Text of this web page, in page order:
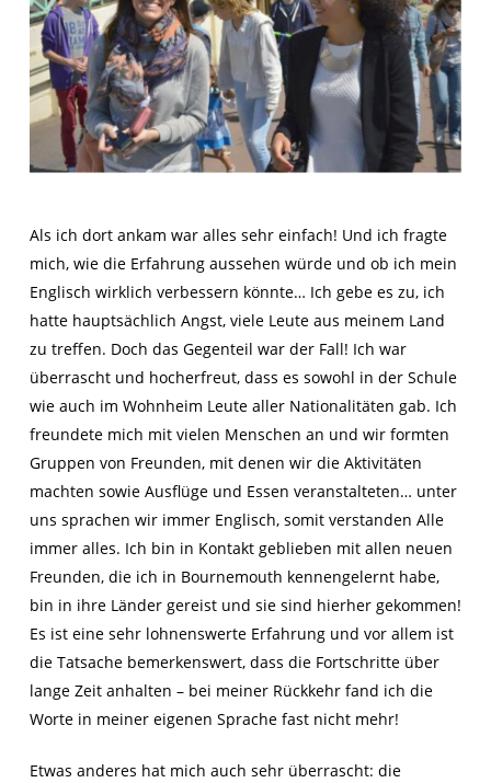
Als ich dort ankam war alles sehr einfach! Und ich fragte
mich, wie die Erfahrung aussehen würde und ob ich mein
Englisch wirklich verbessern könnte… Ich gebe es zu, ich
hatte hauptsächlich Angst, viele Leute aus meinem Land
zu treffen. Doch das Gegenteil war der Fall! Ich war
überrascht und hocherfreut, dass es sowohl in der Schule
wie auch im Wohnheim Leute aller Nationalitäten gab. Ich
freundete mich mit vielen Menschen an und wir formten
Gruppen von Freunden, mit denen wir die Aktivitäten
machten sowie Ausflüge und Essen veranstalteten… unter
uns sprachen wir immer Englisch, somit verstanden Alle
immer alles. Ich bin in Kontakt geblieben mit allen neuen
Freunden, die ich in Bournemouth kennengelernt habe,
bin in ihre Länder gereist und sie sind hierher gekommen!
Es ist eine sehr lohnenswerte Erfahrung und vor allem ist
die Tatsache bemerkenswert, dass die Fortschritte über
lange Zeit anhalten – bei meiner Rückkehr fand ich die
Worte in meiner eigenen Sprache fast nicht mehr!
Etwas anderes hat mich auch sehr überrascht: die